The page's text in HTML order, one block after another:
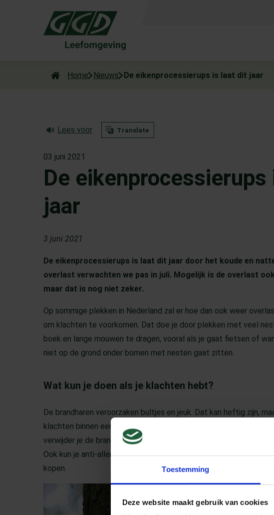
Toestemming
Deze website maakt gebruik van cookies
Als de resultaten voor automatisch aanvullen beschikbaar zijn, gebruik de
Home Nieuws De eikenprocessierups is laat dit jaar
Lees voor Translate
03 juni 2021
De
jaar
3 juni 2021
De eikenprocessierups is laat dit jaar door het koude en
overlast verwachten we pas in juli. Mogelijk is de overlast
maar dat is nog niet zeker.
Op sommige plekken in Nederland zal er hoe dan ook weer
om klachten te voorkomen. Dat doe je door plekken met veel
boek en lange mouwen te dragen, vooral als je gaat fietsen of
niet op de grond onder bomen met nesten gaat zitten.
Wat kun je doen als je klachten hebt?
De brandharen veroorzaken bultjes en jeuk. Dat kan heftig zijn,
klachten binnen een week of twee. Strip je huid met plakband en
verwijder je de brandharen. Heb je veel jeuk? Smeer de dagen
Ook kun je anti-allergie tabletjes gebruiken. Je kunt dit zonder
kopen.